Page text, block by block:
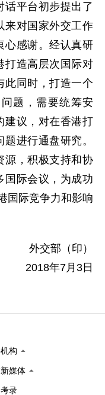
话平台初步提出了
来对国家外交工作
心感谢。经认真研
打造高层次国际对
此同时，打造一个
题，需要统筹安
建议，对在香港打
进行通盘研究。
源，积极支持和协
国际会议，为成功
国际竞争力和影响
外交部（印）
2018年7月3日
构
媒体
录